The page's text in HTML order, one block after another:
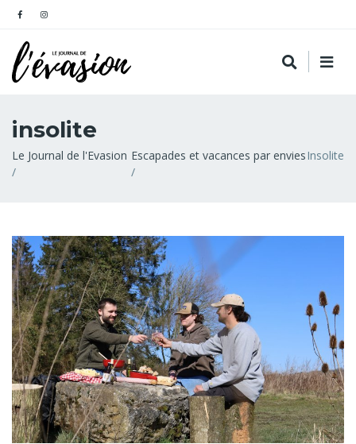
insolite
Fil
d'Ariane
Le Journal de l'Evasion Escapades et vacances par enviesInsolite